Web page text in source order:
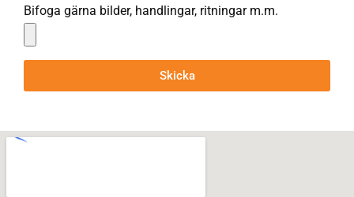
Bifoga gärna bilder, handlingar, ritningar m.m.
Skicka